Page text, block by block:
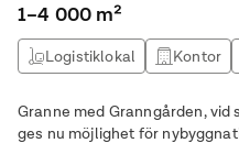
1–4 000 m²
Logistiklokal Kontor
Granne med Granngården,
ges nu möjlighet för